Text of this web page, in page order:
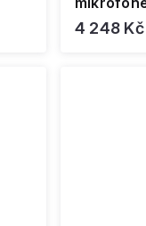
4 248 Kč